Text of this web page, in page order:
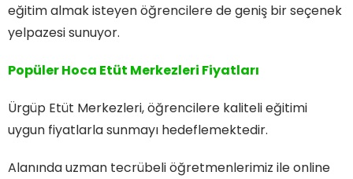
eğitim almak isteyen öğrencilere de geniş bir seçenek
yelpazesi sunuyor.
Popüler Hoca Etüt Merkezleri Fiyatları
Ürgüp Etüt Merkezleri, öğrencilere kaliteli eğitimi
uygun fiyatlarla sunmayı hedeflemektedir.
Alanında uzman tecrübeli öğretmenlerimiz ile online